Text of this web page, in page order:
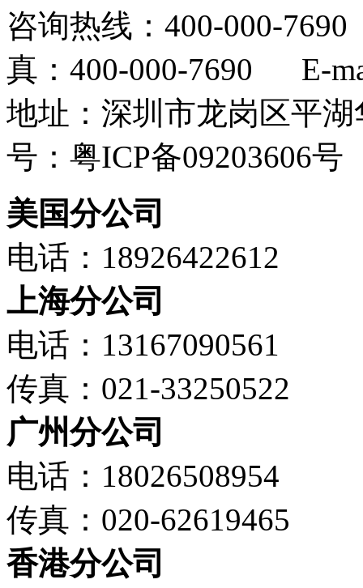
咨询热线：400-000-
真：400-000-7690 E-
地址：深圳市龙岗区平
号：粤ICP备09203606号
美国分公司
电话：18926422612
上海分公司
电话：13167090561
传真：021-33250522
广州分公司
电话：18026508954
传真：020-62619465
香港分公司